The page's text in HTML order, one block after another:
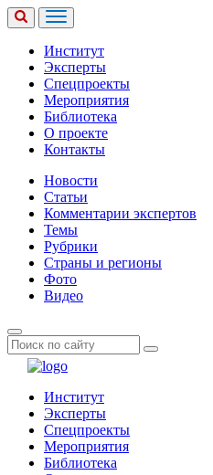
Институт
Эксперты
Спецпроекты
Мероприятия
Библиотека
О проекте
Контакты
Новости
Статьи
Комментарии экспертов
Темы
Рубрики
Страны и регионы
Фото
Видео
Институт
Эксперты
Спецпроекты
Мероприятия
Библиотека